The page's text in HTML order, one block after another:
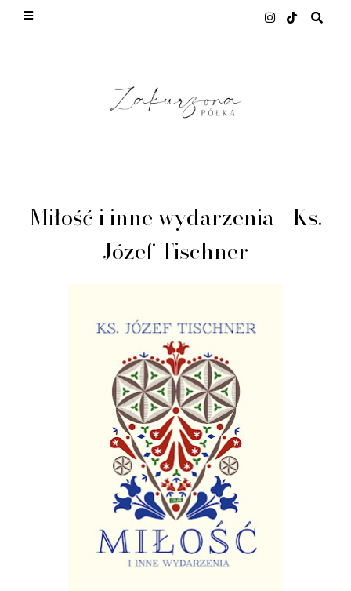
Miłość i inne wydarzenia - Ks.
Józef Tischner
This site uses cookies from Google to deliver its
quality of service, generate usage statistics, and
to detect and address abuse.
LEARN MORE